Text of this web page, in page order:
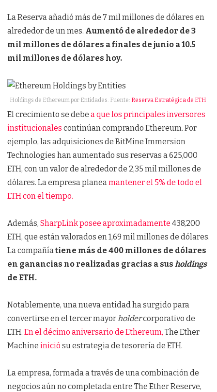
La Reserva añadió más de 7 mil millones de dólares en
alrededor de un mes. Aumentó de alrededor de 3
mil millones de dólares a finales de junio a 10.5
mil millones de dólares hoy.
Holdings de Ethereum por Entidades. Fuente: Reserva Estratégica de ETH
El crecimiento se debe a que los principales inversores
institucionales continúan comprando Ethereum. Por
ejemplo, las adquisiciones de BitMine Immersion
Technologies han aumentado sus reservas a 625,000
ETH, con un valor de alrededor de 2,35 mil millones de
dólares. La empresa planea mantener el 5% de todo el
ETH con el tiempo.
Además, SharpLink posee aproximadamente 438,200
ETH, que están valorados en 1,69 mil millones de dólares.
La compañíatiene más de 400 millones de dólares
en ganancias no realizadas gracias a sus holdings
de ETH.
Notablemente, una nueva entidad ha surgido para
convertirse en el tercer mayor holdercorporativo de
ETH. En el décimo aniversario de Ethereum, The Ether
Machine inició su estrategia de tesorería de ETH.
La empresa, formada a través de una combinación de
negocios aún no completada entre The Ether Reserve,